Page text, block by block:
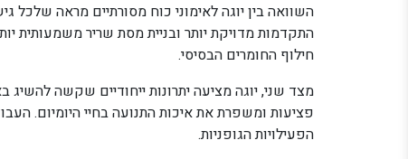
השוואה בין יוגה לאימוני כוח מסורתיים מראה שלכל
התקדמות מדויקת יותר ובניית מסת שריר משמעותית
חילוף החומרים הבסיסי.
מצד שני, יוגה מציעה יתרונות ייחודיים שקשה
פציעות ומשפרת את איכות התנועה בחיי היומיום.
הפעילויות הגופניות.